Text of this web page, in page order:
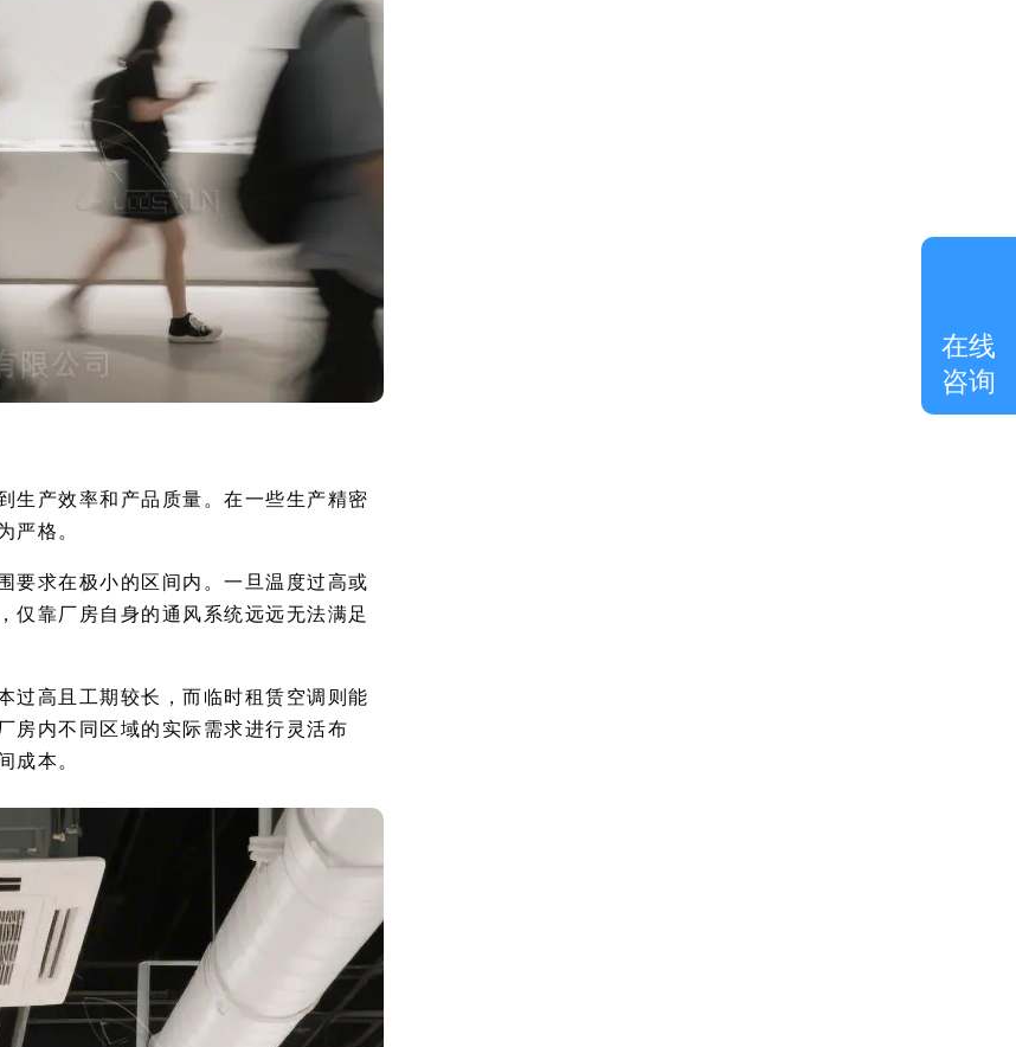
生产效率和产品质量。在一些生产精密
严格。
要求在极小的区间内。一旦温度过高或
仅靠厂房自身的通风系统远远无法满足
过高且工期较长，而临时租赁空调则能
房内不同区域的实际需求进行灵活布
成本。
在线
咨询